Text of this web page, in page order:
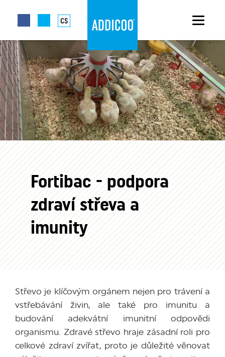
CS
Fortibac - podpora
zdraví střeva a
imunity
Střevo je klíčovým orgánem nejen pro trávení a
vstřebávání živin, ale také pro imunitu a
budování adekvátní imunitní odpovědi
organismu. Zdravé střevo hraje zásadní roli pro
celkové zdraví zvířat, proto je důležité věnovat